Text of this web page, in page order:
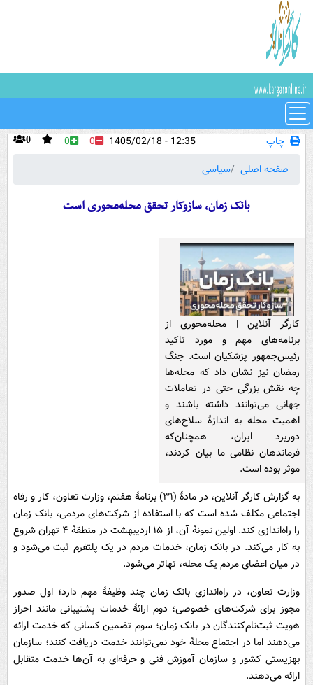
چاپ 0 0 0
12:35 - 1405/02/18
صفحه اصلی
سیاسی
بانک زمان، سازوکار تحقق محله‌محوری است
کارگر آنلاین | محله‌محوری از
برنامه‌های مهم و مورد تاکید
رئیس‌جمهور پزشکیان است. جنگ
رمضان نیز نشان داد که محله‌ها
چه نقش بزرگی حتی در تعاملات
جهانی می‌توانند داشته باشند و
اهمیت محله به اندازۀ سلاح‌های
دوربرد ایران، همچنان‌که
فرماندهان نظامی ما بیان کردند،
موثر بوده است.
به گزارش کارگر آنلاین، در مادۀ (۳۱) برنامۀ هفتم، وزارت تعاون، کار و رفاه
اجتماعی مکلف شده است که با استفاده از شرکت‌های مردمی، بانک زمان
را راه‌اندازی کند. اولین نمونۀ آن، از ۱۵ اردیبهشت در منطقۀ ۴ تهران شروع
به کار می‌کند. در بانک زمان، خدمات مردم در یک پلتفرم ثبت می‌شود و
در میان اعضای مردم یک محله، تهاتر می‌شود.
وزارت تعاون، در راه‌اندازی بانک زمان چند وظیفۀ مهم دارد؛ اول صدور
مجوز برای شرکت‌های خصوصی؛ دوم ارائۀ خدمات پشتیبانی مانند احراز
هویت ثبت‌نام‌کنندگان در بانک زمان؛ سوم تضمین کسانی که خدمت ارائه
می‌دهند اما در اجتماع محلۀ خود نمی‌توانند خدمت دریافت کنند؛ سازمان
بهزیستی کشور و سازمان آموزش فنی و حرفه‌ای به آن‌ها خدمت متقابل
ارائه می‌دهند.